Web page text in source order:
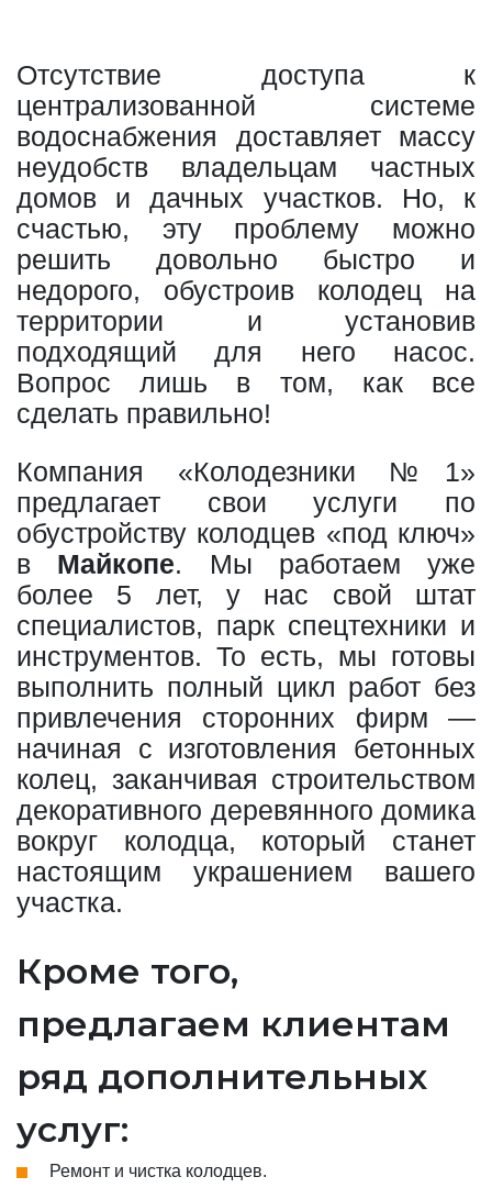
Отсутствие доступа к
централизованной системе
водоснабжения доставляет массу
неудобств владельцам частных
домов и дачных участков. Но, к
счастью, эту проблему можно
решить довольно быстро и
недорого, обустроив колодец на
территории и установив
подходящий для него насос.
Вопрос лишь в том, как все
сделать правильно!
Компания «Колодезники №1»
предлагает свои услуги по
обустройству колодцев «под ключ»
в Майкопе. Мы работаем уже
более 5 лет, у нас свой штат
специалистов, парк спецтехники и
инструментов. То есть, мы готовы
выполнить полный цикл работ без
привлечения сторонних фирм —
начиная с изготовления бетонных
колец, заканчивая строительством
декоративного деревянного домика
вокруг колодца, который станет
настоящим украшением вашего
участка.
Кроме того,
предлагаем клиентам
ряд дополнительных
услуг:
Ремонт и чистка колодцев.